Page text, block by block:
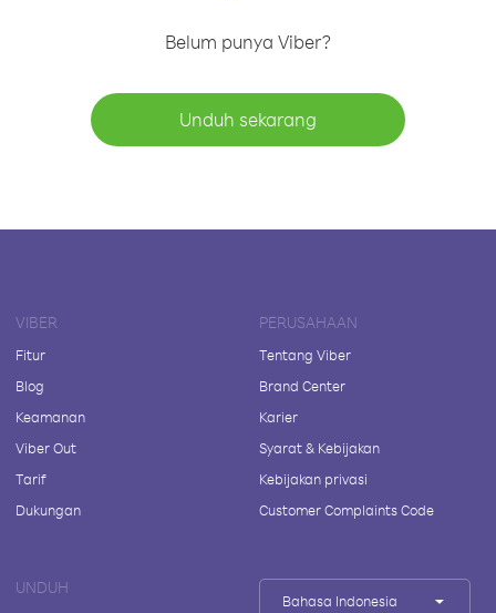
Belum punya Viber?
Unduh sekarang
VIBER
Fitur
Blog
Keamanan
Viber Out
Tarif
Dukungan
PERUSAHAAN
Tentang Viber
Brand Center
Karier
Syarat & Kebijakan
Kebijakan privasi
Customer Complaints Code
UNDUH
Bahasa Indonesia